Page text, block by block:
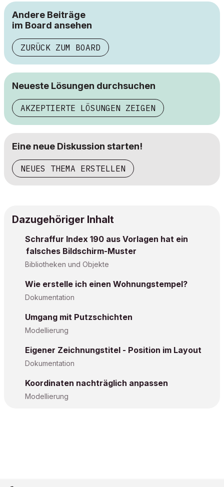
Andere Beiträge
im Board ansehen
ZURÜCK ZUM BOARD
Neueste Lösungen durchsuchen
AKZEPTIERTE LÖSUNGEN ZEIGEN
Eine neue Diskussion starten!
NEUES THEMA ERSTELLEN
Dazugehöriger Inhalt
Schraffur Index 190 aus Vorlagen hat ein
falsches Bildschirm-Muster
Bibliotheken und Objekte
Wie erstelle ich einen Wohnungstempel?
Dokumentation
Umgang mit Putzschichten
Modellierung
Eigener Zeichnungstitel - Position im Layout
Dokumentation
Koordinaten nachträglich anpassen
Modellierung